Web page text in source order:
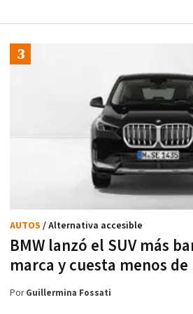
BMW lanzó el SUV más
marca y cuesta menos de
AUTOS / Alternativa accesible
PorGuillermina Fossati